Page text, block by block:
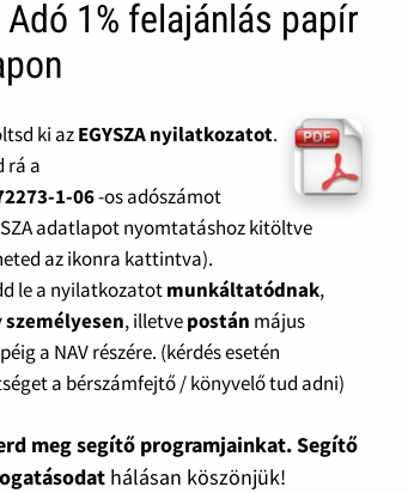
Adó 1% felajánlás papír
ki azEGYSZA nyilatkozatot.
rá a
1-06-os adószámot
adatlapot nyomtatáshoz kitöltve
az ikonra kattintva).
le a nyilatkozatotmunkáltatódnak,
személyesen, illetvepostán május
a NAV részére. (kérdés esetén
a bérszámfejtő / könyvelő tud adni)
meg segítő programjainkat. Segítő
hálásan köszönjük!